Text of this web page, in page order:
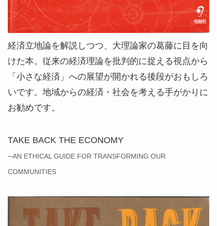
経済立地論を解説しつつ、大理論家の葛藤に目を向
けた本。従来の経済理論を批判的に捉える視点から
「小さな経済」への展望が開かれる後段がおもしろ
いです。地域からの経済・社会を考える手がかりに
お勧めです。
TAKE BACK THE ECONOMY
─AN ETHICAL GUIDE FOR TRANSFORMING OUR
COMMUNITIES